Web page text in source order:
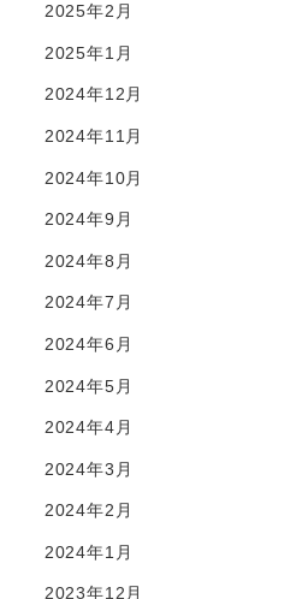
2025年2月
2025年1月
2024年12月
2024年11月
2024年10月
2024年9月
2024年8月
2024年7月
2024年6月
2024年5月
2024年4月
2024年3月
2024年2月
2024年1月
2023年12月